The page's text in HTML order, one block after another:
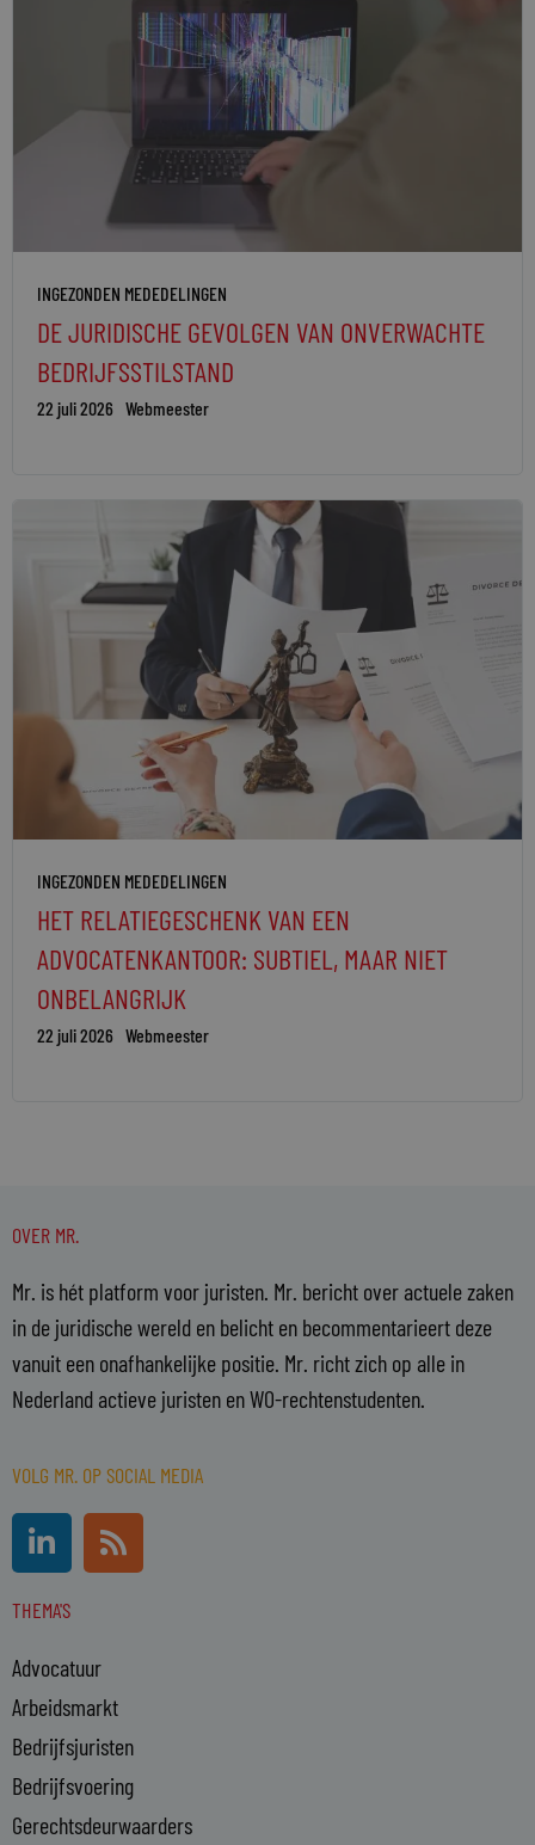
INGEZONDEN MEDEDELINGEN
DE JURIDISCHE GEVOLGEN VAN ONVERWACHTE
BEDRIJFSSTILSTAND
22 juli 2026 Webmeester
INGEZONDEN MEDEDELINGEN
HET RELATIEGESCHENK VAN EEN
ADVOCATENKANTOOR: SUBTIEL, MAAR NIET
ONBELANGRIJK
22 juli 2026 Webmeester
OVER MR.
Mr. is hét platform voor juristen. Mr. bericht over actuele zaken
in de juridische wereld en belicht en becommentarieert deze
vanuit een onafhankelijke positie. Mr. richt zich op alle in
Nederland actieve juristen en WO-rechtenstudenten.
VOLG MR. OP SOCIAL MEDIA
L
i
n
k
d
i
n
-
i
n
R
s
s
THEMA'S
Advocatuur
Arbeidsmarkt
Bedrijfsjuristen
Bedrijfsvoering
Gerechtsdeurwaarders